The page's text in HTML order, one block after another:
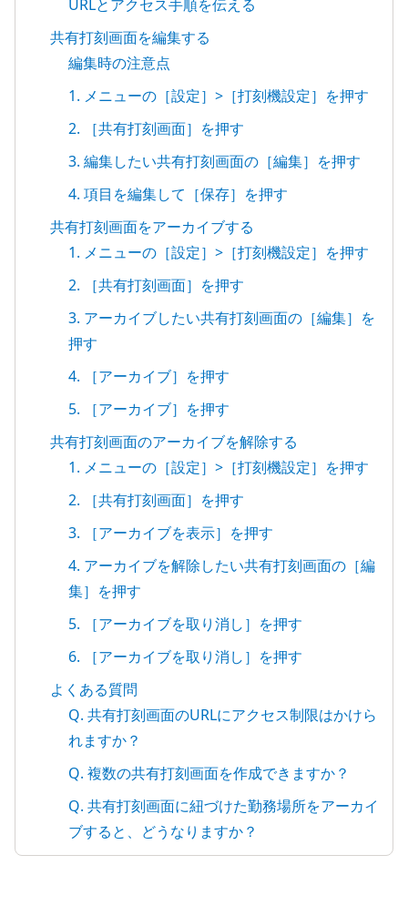
URLとアクセス手順を伝える
共有打刻画面を編集する
編集時の注意点
1. メニューの［設定］>［打刻機設定］を押す
2. ［共有打刻画面］を押す
3. 編集したい共有打刻画面の［編集］を押す
4. 項目を編集して［保存］を押す
共有打刻画面をアーカイブする
1. メニューの［設定］>［打刻機設定］を押す
2. ［共有打刻画面］を押す
3. アーカイブしたい共有打刻画面の［編集］を
押す
4. ［アーカイブ］を押す
5. ［アーカイブ］を押す
共有打刻画面のアーカイブを解除する
1. メニューの［設定］>［打刻機設定］を押す
2. ［共有打刻画面］を押す
3. ［アーカイブを表示］を押す
4. アーカイブを解除したい共有打刻画面の［編
集］を押す
5. ［アーカイブを取り消し］を押す
6. ［アーカイブを取り消し］を押す
よくある質問
Q. 共有打刻画面のURLにアクセス制限はかけら
れますか？
Q. 複数の共有打刻画面を作成できますか？
Q. 共有打刻画面に紐づけた勤務場所をアーカイ
ブすると、どうなりますか？